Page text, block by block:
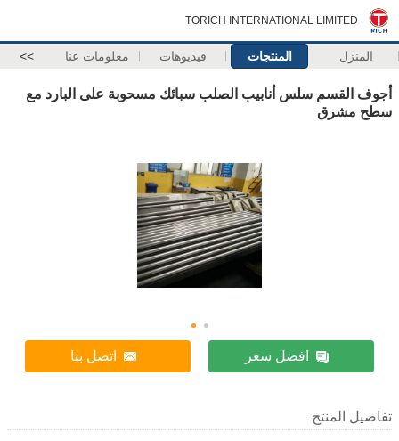
TORICH INTERNATIONAL LIMITED
المنزل المنتجات فيديوهات معلومات عنا >>
أجوف القسم سلس أنابيب الصلب سبائك مسحوبة على البارد مع
سطح مشرق
افضل سعر اتصل بنا
تفاصيل المنتج